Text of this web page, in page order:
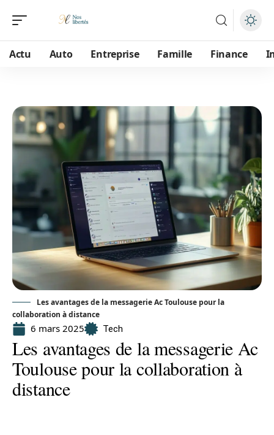
Actu Auto Entreprise Famille Finance
Les avantages de la messagerie Ac Toulouse pour la
collaboration à distance
6 mars 2025 Tech
Les avantages de la messagerie Ac
Toulouse pour la collaboration à
distance